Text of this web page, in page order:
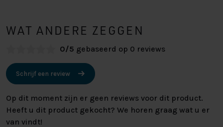
WAT ANDERE ZEGGEN
0/5 gebaseerd op 0 reviews
Schrijf een review
Op dit moment zijn er geen reviews voor dit product.
Heeft u dit product gekocht? We horen graag wat u er
van vindt!